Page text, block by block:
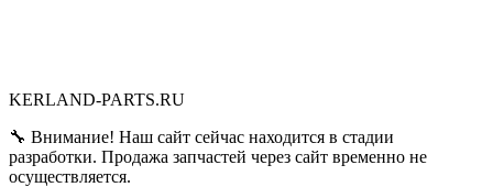
KERLAND-PARTS.RU
🔧 Внимание! Наш сайт сейчас находится в стадии
разработки. Продажа запчастей через сайт временно не
осуществляется.